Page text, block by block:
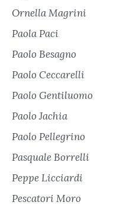
Ornella Magrini
Paola Paci
Paolo Besagno
Paolo Ceccarelli
Paolo Gentiluomo
Paolo Jachia
Paolo Pellegrino
Pasquale Borrelli
Peppe Licciardi
Pescatori Moro